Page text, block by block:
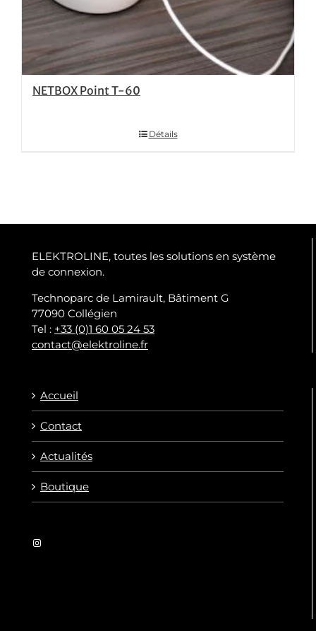
NETBOX Point T-60
Détails
ELEKTROLINE, toutes les solutions en système
de connexion.
Technoparc de Lamirault, Bâtiment G
77090 Collégien
Tel : +33 (0)1 60 05 24 53
contact@elektroline.fr
Accueil
Contact
Actualités
Boutique